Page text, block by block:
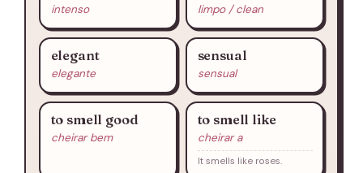
intenso limpo / clean
elegant
elegante
sensual
sensual
to smell good
cheirar bem
to smell like
cheirar a
It smells like roses.